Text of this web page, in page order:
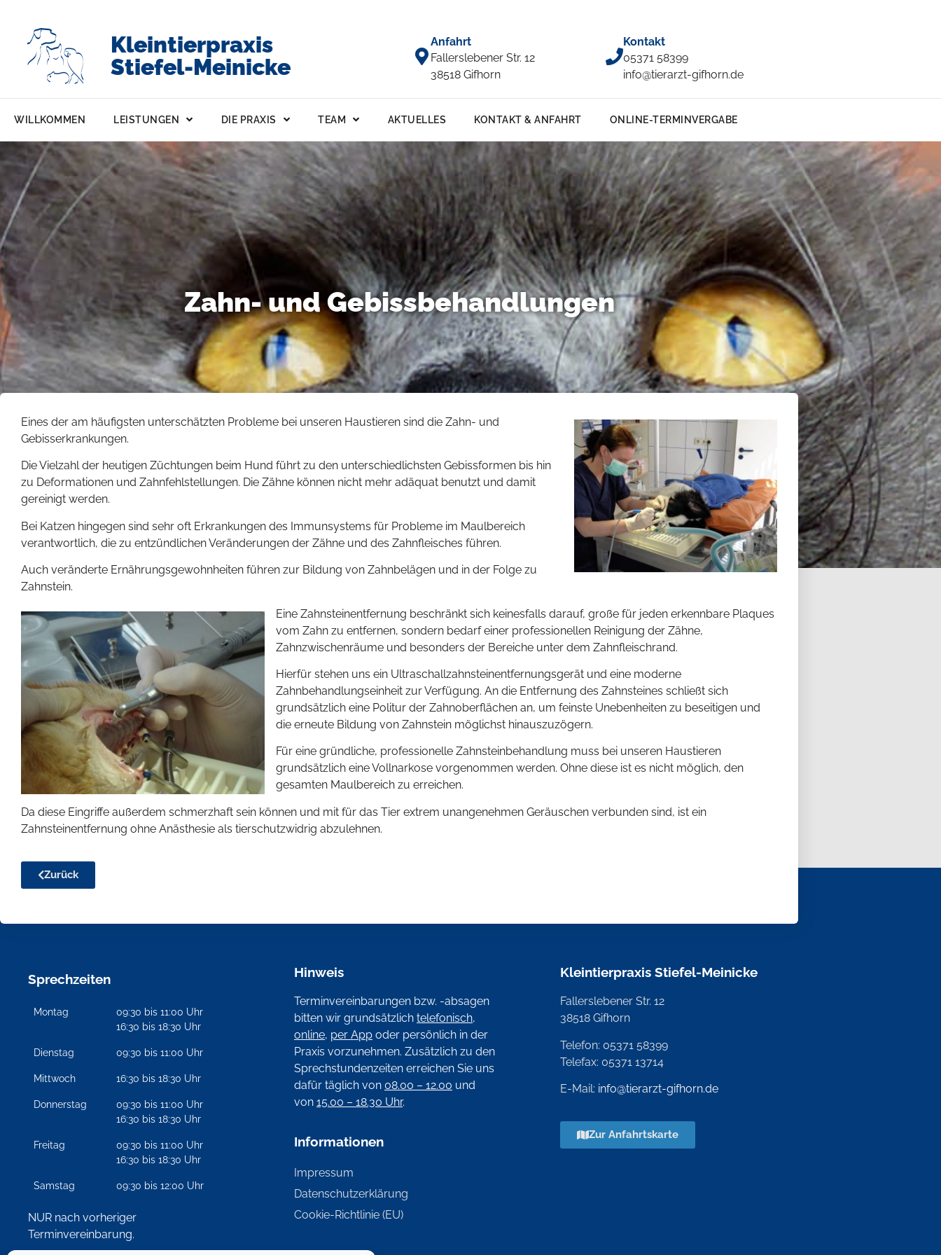
Kleintierpraxis
Stiefel-Meinicke
Anfahrt
Fallerslebener Str. 12
38518 Gifhorn
Kontakt
05371 58399
info@tierarzt-gifhorn.de
WILLKOMMEN LEISTUNGEN DIE PRAXIS TEAM AKTUELLES KONTAKT & ANFAHRT ONLINE-TERMINVERGABE
Zahn- und Gebissbehandlungen
Eines der am häufigsten unterschätzten Probleme bei unseren Haustieren sind die Zahn- und
Gebisserkrankungen.
Die Vielzahl der heutigen Züchtungen beim Hund führt zu den unterschiedlichsten Gebissformen bis hin
zu Deformationen und Zahnfehlstellungen. Die Zähne können nicht mehr adäquat benutzt und damit
gereinigt werden.
Bei Katzen hingegen sind sehr oft Erkrankungen des Immunsystems für Probleme im Maulbereich
verantwortlich, die zu entzündlichen Veränderungen der Zähne und des Zahnfleisches führen.
Auch veränderte Ernährungsgewohnheiten führen zur Bildung von Zahnbelägen und in der Folge zu
Zahnstein.
Eine Zahnsteinentfernung beschränkt sich keinesfalls darauf, große für jeden erkennbare Plaques
vom Zahn zu entfernen, sondern bedarf einer professionellen Reinigung der Zähne,
Zahnzwischenräume und besonders der Bereiche unter dem Zahnfleischrand.
Hierfür stehen uns ein Ultraschallzahnsteinentfernungsgerät und eine moderne
Zahnbehandlungseinheit zur Verfügung. An die Entfernung des Zahnsteines schließt sich
grundsätzlich eine Politur der Zahnoberflächen an, um feinste Unebenheiten zu beseitigen und
die erneute Bildung von Zahnstein möglichst hinauszuzögern.
Für eine gründliche, professionelle Zahnsteinbehandlung muss bei unseren Haustieren
grundsätzlich eine Vollnarkose vorgenommen werden. Ohne diese ist es nicht möglich, den
gesamten Maulbereich zu erreichen.
Da diese Eingriffe außerdem schmerzhaft sein können und mit für das Tier extrem unangenehmen Geräuschen verbunden sind, ist ein
Zahnsteinentfernung ohne Anästhesie als tierschutzwidrig abzulehnen.
Zurück
Sprechzeiten
Montag
09:30 bis 11:00 Uhr
16:30 bis 18:30 Uhr
Dienstag 09:30 bis 11:00 Uhr
Mittwoch 16:30 bis 18:30 Uhr
Donnerstag
09:30 bis 11:00 Uhr
16:30 bis 18:30 Uhr
Freitag
09:30 bis 11:00 Uhr
16:30 bis 18:30 Uhr
Samstag 09:30 bis 12:00 Uhr
NUR nach vorheriger
Terminvereinbarung.
Hinweis
Terminvereinbarungen bzw. -absagen
bitten wir grundsätzlich telefonisch,
online, per Appoder persönlich in der
Praxis vorzunehmen. Zusätzlich zu den
Sprechstundenzeiten erreichen Sie uns
dafür täglich von 08.00 – 12.00 und
von 15.00 – 18.30 Uhr.
Informationen
Impressum
Datenschutzerklärung
Cookie-Richtlinie (EU)
Kleintierpraxis Stiefel-Meinicke
Fallerslebener Str. 12
38518 Gifhorn
Telefon: 05371 58399
Telefax: 05371 13714
E-Mail: info@tierarzt-gifhorn.de
Zur Anfahrtskarte